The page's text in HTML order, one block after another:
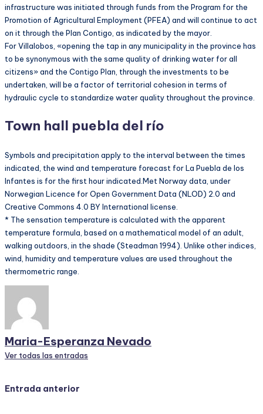
infrastructure was initiated through funds from the Program for the
Promotion of Agricultural Employment (PFEA) and will continue to act
on it through the Plan Contigo, as indicated by the mayor.
For Villalobos, «opening the tap in any municipality in the province has
to be synonymous with the same quality of drinking water for all
citizens» and the Contigo Plan, through the investments to be
undertaken, will be a factor of territorial cohesion in terms of
hydraulic cycle to standardize water quality throughout the province.
Town hall puebla del río
Symbols and precipitation apply to the interval between the times
indicated, the wind and temperature forecast for La Puebla de los
Infantes is for the first hour indicated.Met Norway data, under
Norwegian Licence for Open Government Data (NLOD) 2.0 and
Creative Commons 4.0 BY International license.
* The sensation temperature is calculated with the apparent
temperature formula, based on a mathematical model of an adult,
walking outdoors, in the shade (Steadman 1994). Unlike other indices,
wind, humidity and temperature values are used throughout the
thermometric range.
Maria-Esperanza Nevado
Ver todas las entradas
Navegación
Entrada anterior